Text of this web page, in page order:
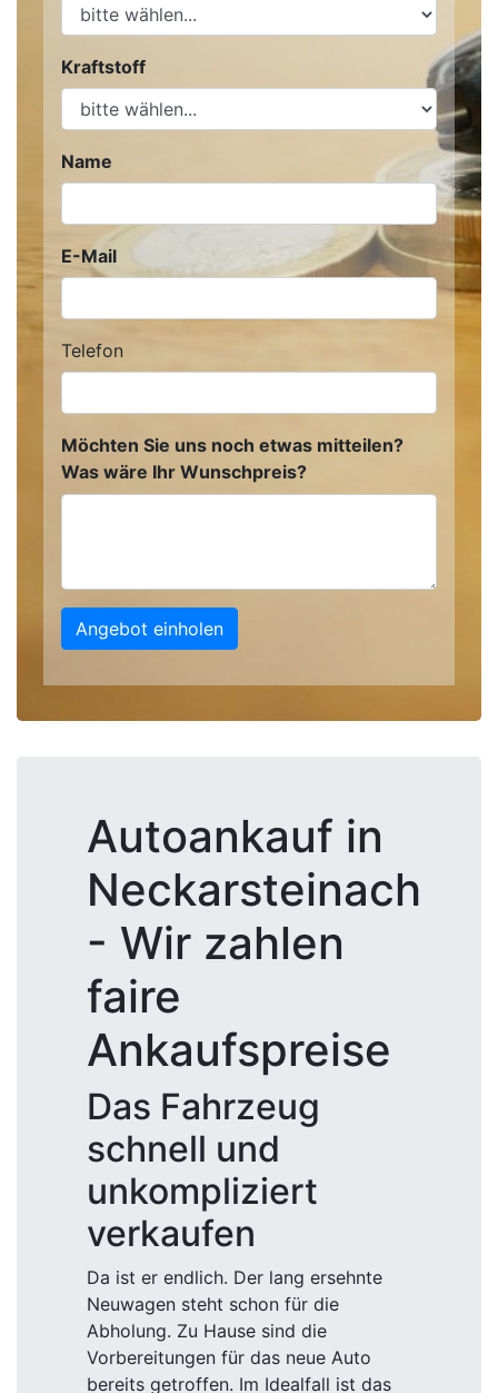
Kraftstoff
Name
E-Mail
Telefon
Möchten Sie uns noch etwas mitteilen?
Was wäre Ihr Wunschpreis?
Angebot einholen
Autoankauf in
Neckarsteinach
- Wir zahlen
faire
Ankaufspreise
Das Fahrzeug
schnell und
unkompliziert
verkaufen
Da ist er endlich. Der lang ersehnte
Neuwagen steht schon für die
Abholung. Zu Hause sind die
Vorbereitungen für das neue Auto
bereits getroffen. Im Idealfall ist das